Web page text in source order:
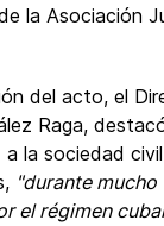
la Asociación
del acto, el
Raga,
a la sociedad
"durante
el régimen